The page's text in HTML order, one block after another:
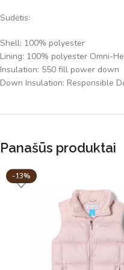
Sudėtis:
Shell: 100% polyester
Lining: 100% polyester Omni-
Insulation: 550 fill power down
Down Insulation: Responsible
Panašūs produktai
-13%